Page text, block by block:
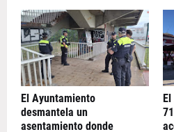
El Ayuntamiento
desmantela un
asentamiento donde